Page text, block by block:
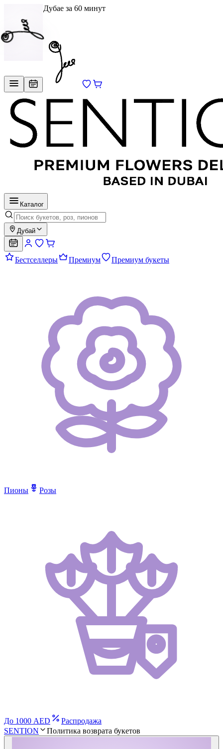
Доставка в Дубае за 60 минут
EN/RU
Каталог
Дубай
Бестселлеры Премиум Премиум букеты
Пионы Розы
До 1000 AED
Распродажа
SENTION
Политика возврата букетов